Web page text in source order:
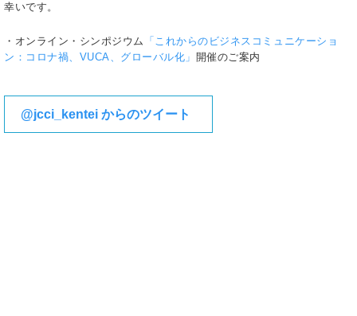
幸いです。
・オンライン・シンポジウム 「これからのビジネスコミュニケーショ
ン：コロナ禍、VUCA、グローバル化」 開催のご案内
@jcci_kentei からのツイート